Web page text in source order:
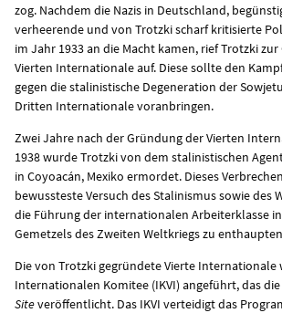
zog. Nachdem die Nazis in Deutschland,
verheerende und von Trotzki scharf kritisierte
im Jahr 1933 an die Macht kamen, rief Trotzki
Vierten Internationale auf. Diese sollte den
gegen die stalinistische Degeneration der
Dritten Internationale voranbringen.
Zwei Jahre nach der Gründung der Vierten
1938 wurde Trotzki von dem stalinistischen
in Coyoacán, Mexiko ermordet. Dieses
bewussteste Versuch des Stalinismus sowie des
die Führung der internationalen Arbeiterklasse
Gemetzels des Zweiten Weltkriegs zu
Die von Trotzki gegründete Vierte Internationale
Internationalen Komitee (IKVI) angeführt, das die
Siteveröffentlicht. Das IKVI verteidigt das